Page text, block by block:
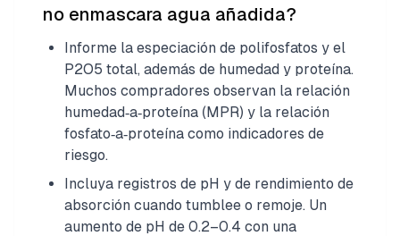
no enmascara agua añadida?
Informe la especiación de polifosfatos y el
P2O5 total, además de humedad y proteína.
Muchos compradores observan la relación
humedad‑a‑proteína (MPR) y la relación
fosfato‑a‑proteína como indicadores de
riesgo.
Incluya registros de pH y de rendimiento de
absorción cuando tumblee o remoje. Un
aumento de pH de 0.2–0.4 con una